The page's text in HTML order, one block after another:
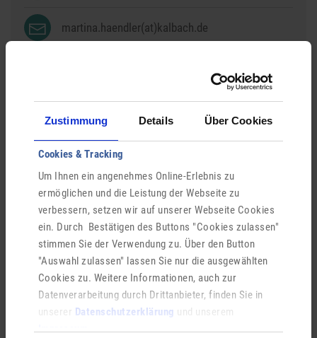
Zustimmung Details Über Cookies
Cookies & Tracking
Um Ihnen ein angenehmes Online-Erlebnis zu
ermöglichen und die Leistung der Webseite zu
verbessern, setzen wir auf unserer Webseite Cookies
ein. Durch Bestätigen des Buttons "Cookies zulassen"
stimmen Sie der Verwendung zu. Über den Button
"Auswahl zulassen" lassen Sie nur die ausgewählten
Cookies zu. Weitere Informationen, auch zur
Datenverarbeitung durch Drittanbieter, finden Sie in
unserer Datenschutzerklärung und unserem
Impressum.
martina.haendler(at)kalbach.de
ONLINE-BÜRGERSERVICE
Über das A-Z Verzeichnis finden Sie Ihre Ansprech­
partner und Informationen zu allen Bürger­services.
Ihre Fragen und Anträge können Sie uns auch ein­fach
online stellen – ganz ohne Termin.
Login Digitales Rathaus